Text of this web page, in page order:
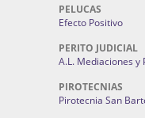
PELUCAS
Efecto Positivo
PERITO JUDICIAL
A.L. Mediaciones y
PIROTECNIAS
Pirotecnia San